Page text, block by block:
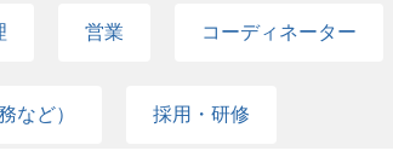
ョン管理を超えた組織改革力が磨かれます。 ・難
ーターより新人研修、業務全般について習得、一
）の実務経験 ・チームマネジメント、キャスト（
新規事業の組織拡大に伴い、立ち上げメンバーか
営業 コーディネーター
など） 採用・研修